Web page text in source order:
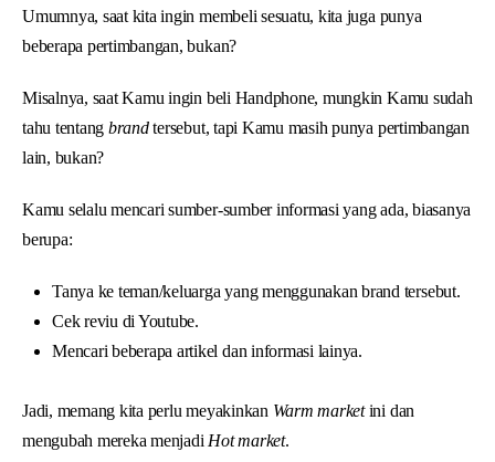
Umumnya, saat kita ingin membeli sesuatu, kita juga punya
beberapa pertimbangan, bukan?
Misalnya, saat Kamu ingin beli Handphone, mungkin Kamu sudah
tahu tentang brandtersebut, tapi Kamu masih punya pertimbangan
lain, bukan?
Kamu selalu mencari sumber-sumber informasi yang ada, biasanya
berupa:
Tanya ke teman/keluarga yang menggunakan brand tersebut.
Cek reviu di Youtube.
Mencari beberapa artikel dan informasi lainya.
Jadi, memang kita perlu meyakinkan Warm marketini dan
mengubah mereka menjadi Hot market.